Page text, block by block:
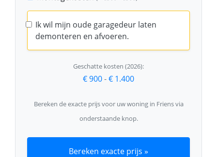
Ik wil mijn oude garagedeur laten
demonteren en afvoeren.
Geschatte kosten (2026):
€ 900-€ 1.400
Bereken de exacte prijs voor uw woning in Friens via
onderstaande knop.
Bereken exacte prijs »